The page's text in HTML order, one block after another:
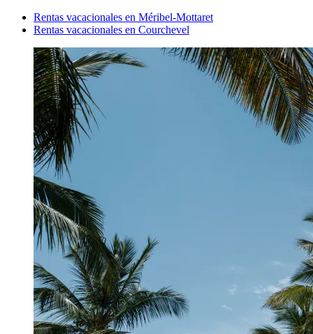
Rentas vacacionales en Méribel-Mottaret
Rentas vacacionales en Courchevel